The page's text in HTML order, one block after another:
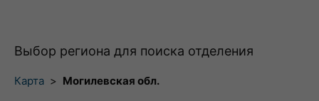
Выбор региона для поиска отделения
Карта > Могилевская обл.